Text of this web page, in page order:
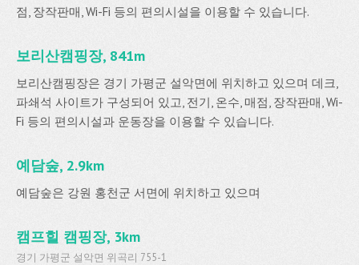
점, 장작판매, Wi-Fi 등의 편의시설을 이용할 수 있습니다.
보리산캠핑장, 841m
보리산캠핑장은 경기 가평군 설악면에 위치하고 있으며 데크,
파쇄석 사이트가 구성되어 있고, 전기, 온수, 매점, 장작판매, Wi-
Fi 등의 편의시설과 운동장을 이용할 수 있습니다.
예담숲, 2.9km
예담숲은 강원 홍천군 서면에 위치하고 있으며
캠프힐 캠핑장, 3km
경기 가평군 설악면 위곡리 755-1